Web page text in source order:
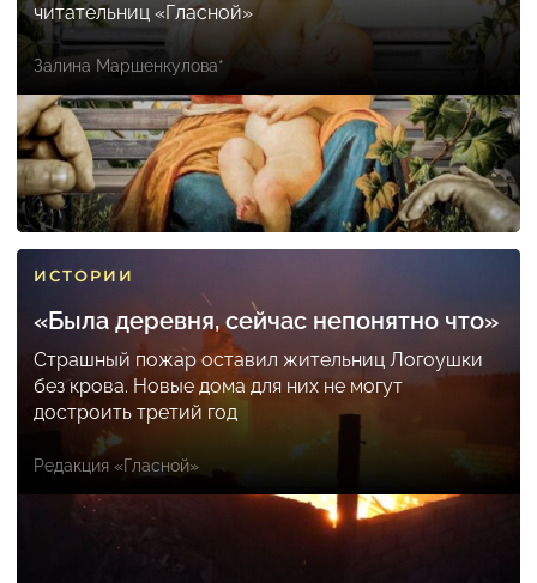
читательниц «Гласной»
Залина Маршенкулова*
ИСТОРИИ
«Была деревня, сейчас непонятно что»
Страшный пожар оставил жительниц Логоушки
без крова. Новые дома для них не могут
достроить третий год
Редакция «Гласной»